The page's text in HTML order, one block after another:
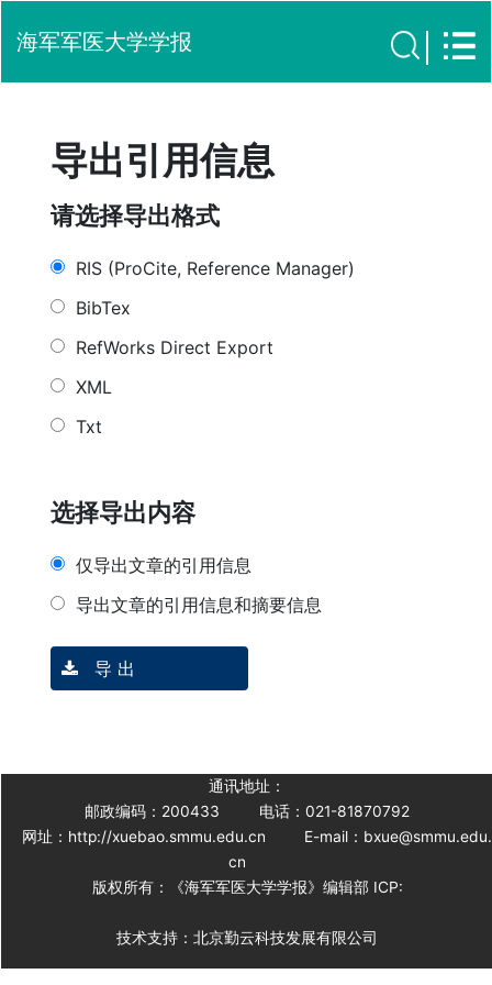
海军军医大学学报
导出引用信息
请选择导出格式
RIS (ProCite, Reference Manager)
BibTex
RefWorks Direct Export
XML
Txt
选择导出内容
仅导出文章的引用信息
导出文章的引用信息和摘要信息
导 出
通讯地址：
邮政编码：200433
电话：021-81870792
网址：http://xuebao.smmu.edu.cn
E-mail：bxue@smmu.edu.
cn
版权所有：《海军军医大学学报》编辑部 ICP:
技术支持：北京勤云科技发展有限公司